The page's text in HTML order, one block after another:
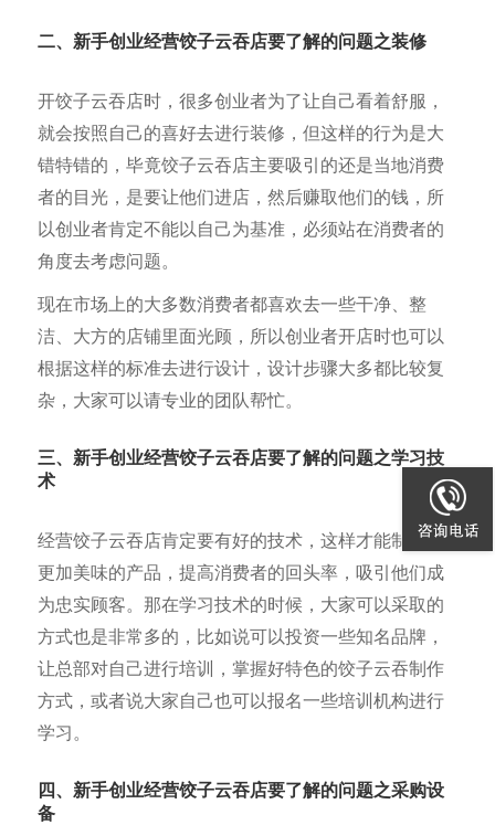
二、新手创业经营饺子云吞店要了解的问题之装修
开饺子云吞店时，很多创业者为了让自己看着舒服，
就会按照自己的喜好去进行装修，但这样的行为是大
错特错的，毕竟饺子云吞店主要吸引的还是当地消费
者的目光，是要让他们进店，然后赚取他们的钱，所
以创业者肯定不能以自己为基准，必须站在消费者的
角度去考虑问题。
现在市场上的大多数消费者都喜欢去一些干净、整
洁、大方的店铺里面光顾，所以创业者开店时也可以
根据这样的标准去进行设计，设计步骤大多都比较复
杂，大家可以请专业的团队帮忙。
三、新手创业经营饺子云吞店要了解的问题之学习技
术
经营饺子云吞店肯定要有好的技术，这样才能制作出
更加美味的产品，提高消费者的回头率，吸引他们成
为忠实顾客。那在学习技术的时候，大家可以采取的
方式也是非常多的，比如说可以投资一些知名品牌，
让总部对自己进行培训，掌握好特色的饺子云吞制作
方式，或者说大家自己也可以报名一些培训机构进行
学习。
四、新手创业经营饺子云吞店要了解的问题之采购设
备